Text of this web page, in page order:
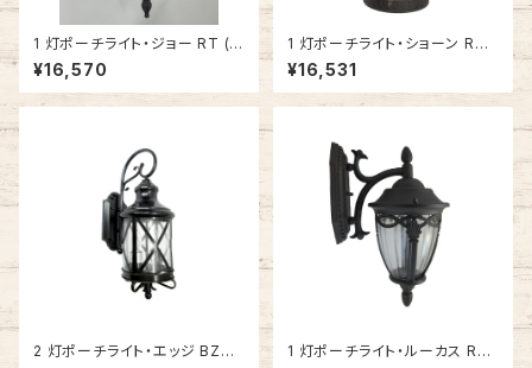
1 灯ポーチライト・ジョー RT (ラ
スティックブロンズ) #IM-606
6RT
¥16,570
1 灯ポーチライト・ショーン RT
(ラスティックブロンズ) #IM-70
17RT
¥16,531
2 灯ポーチライト・エッジ BZ
1 灯ポーチライト・ルーカス RU